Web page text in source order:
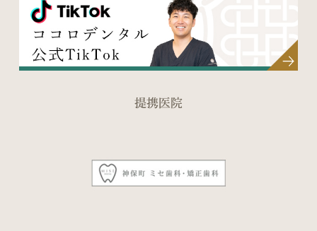
提携医院